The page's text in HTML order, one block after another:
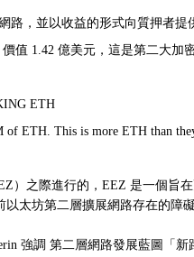
，並以收益的形式向質押者提
值 1.42 億美元，這是第二大加
ETH
of ETH. This is more ETH than
）之際進行的，EEZ 是一個旨
以太坊第二層擴展網路存在的障
強調 第二層網路發展藍圖「新